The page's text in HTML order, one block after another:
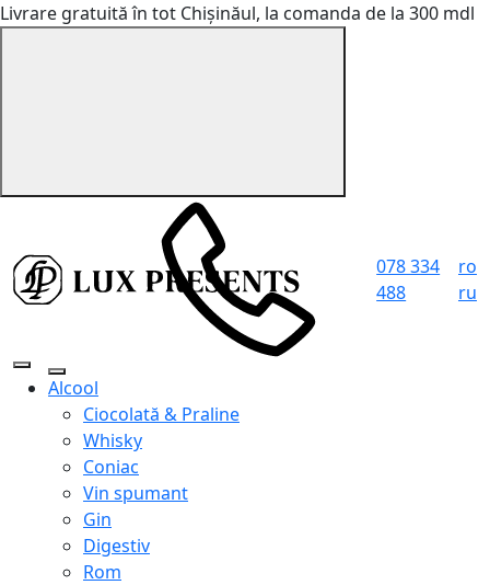
Livrare gratuită în tot Chișinăul, la comanda de la 300 mdl
078 334
488
ro
ru
Alcool
Ciocolată & Praline
Whisky
Coniac
Vin spumant
Gin
Digestiv
Rom